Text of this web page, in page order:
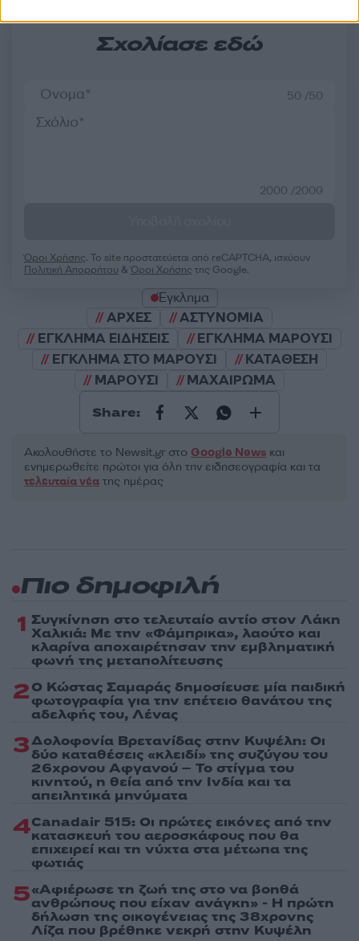
Σχολίασε εδώ
50 /50
2000 /2000
Όροι Χρήσης. Το site προστατεύεται από reCAPTCHA, ισχύουν
Πολιτική Απορρήτου &Όροι Χρήσης της Google.
Έγκλημα
ΑΡΧΕΣ
ΑΣΤΥΝΟΜΙΑ
ΕΓΚΛΗΜΑ ΕΙΔΗΣΕΙΣ
ΕΓΚΛΗΜΑ ΜΑΡΟΥΣΙ
ΕΓΚΛΗΜΑ ΣΤΟ ΜΑΡΟΥΣΙ
ΚΑΤΑΘΕΣΗ
ΜΑΡΟΥΣΙ
ΜΑΧΑΙΡΩΜΑ
Share:
Ακολουθήστε το Νewsit.gr στο Google News και
ενημερωθείτε πρώτοι για όλη την ειδησεογραφία και τα
τελευταία νέα της ημέρας
Πιο δημοφιλή
1 Συγκίνηση στο τελευταίο αντίο στον Λάκη
Χαλκιά: Με την «Φάμπρικα», λαούτο και
κλαρίνα αποχαιρέτησαν την εμβληματική
φωνή της μεταπολίτευσης
2Ο Κώστας Σαμαράς δημοσίευσε μία παιδική
φωτογραφία για την επέτειο θανάτου της
αδελφής του, Λένας
3Δολοφονία Βρετανίδας στην Κυψέλη: Οι
δύο καταθέσεις «κλειδί» της συζύγου του
26χρονου Αφγανού – Το στίγμα του
κινητού, η θεία από την Ινδία και τα
απειλητικά μηνύματα
4Canadair 515: Οι πρώτες εικόνες από την
κατασκευή του αεροσκάφους που θα
επιχειρεί και τη νύχτα στα μέτωπα της
φωτιάς
5«Αφιέρωσε τη ζωή της στο να βοηθά
ανθρώπους που είχαν ανάγκη» - Η πρώτη
δήλωση της οικογένειας της 38χρονης
Λίζα που βρέθηκε νεκρή στην Κυψέλη